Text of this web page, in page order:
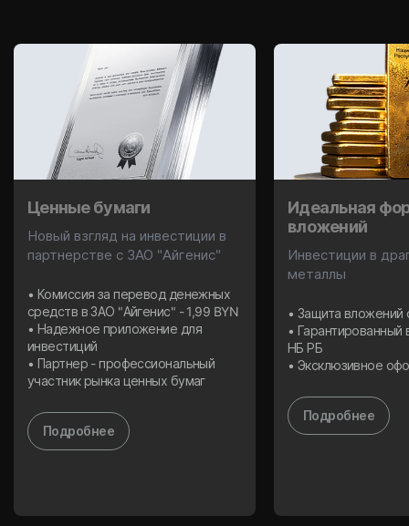
Ценные бумаги
Новый взгляд на инвестиции в
партнерстве с ЗАО "Айгенис"
• Комиссия за перевод денежных
средств в ЗАО "Айгенис" - 1,99 BYN
• Надежное приложение для
инвестиций
• Партнер - профессиональный
участник рынка ценных бумаг
Подробнее
Идеальная
вложений
Инвестиции в
металлы
• Защита вложений
• Гарантированный
НБ РБ
• Эксклюзивное
Подробнее